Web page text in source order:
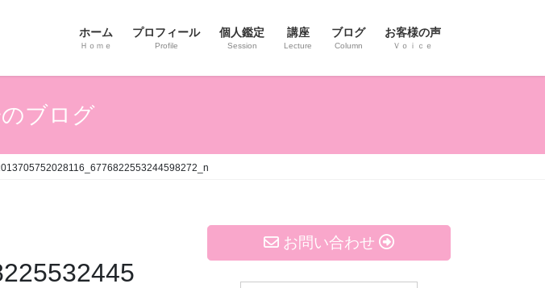
ホーム
Ｈｏｍｅ
プロフィール
Profile
個人鑑定
Session
講座
Lecture
ブログ
Column
お客様の声
Ｖｏｉｃｅ
ブログ
お問い合わせ